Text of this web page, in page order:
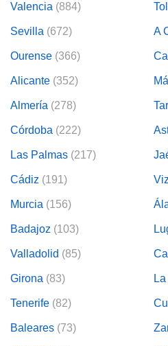
Valencia (884)
Sevilla (672) A
Ourense (366)
Alicante (352)
Almería (278)
Córdoba (222)
Las Palmas (217)
Cádiz (191)
Murcia (156)
Badajoz (103)
Valladolid (85)
Girona (83)
Tenerife (82)
Baleares (73)